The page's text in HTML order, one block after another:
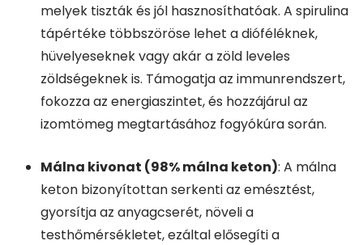
melyek tiszták és jól hasznosíthatóak. A spirulina
tápértéke többszöröse lehet a dióféléknek,
hüvelyeseknek vagy akár a zöld leveles
zöldségeknek is. Támogatja az immunrendszert,
fokozza az energiaszintet, és hozzájárul az
izomtömeg megtartásához fogyókúra során.
Málna kivonat (98% málna keton): A málna
keton bizonyítottan serkenti az emésztést,
gyorsítja az anyagcserét, növeli a
testhőmérsékletet, ezáltal elősegíti a